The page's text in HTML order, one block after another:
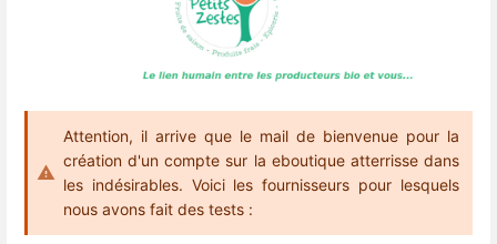
Attention, il arrive que le mail de bienvenue pour la
création d'un compte sur la eboutique atterrisse dans
les indésirables. Voici les fournisseurs pour lesquels
nous avons fait des tests :